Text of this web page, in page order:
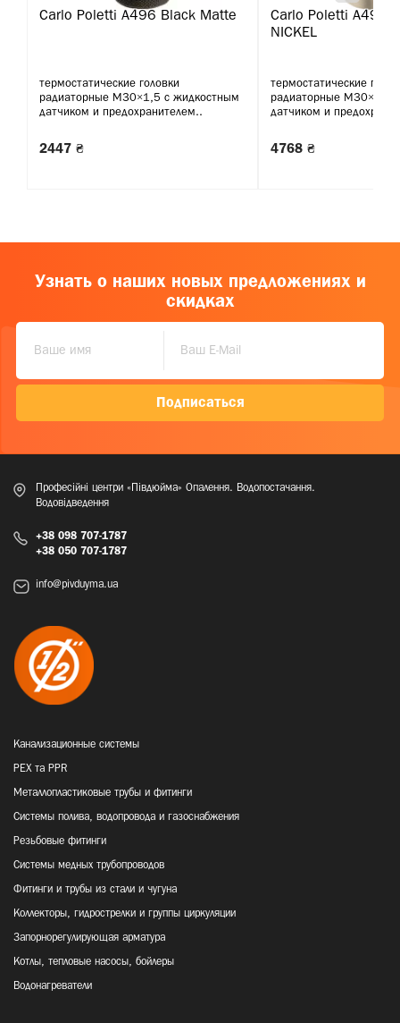
Carlo Poletti A496 Black Matte
термостатические головки
радиаторные М30×1,5 с жидкостным
датчиком и предохранителем..
2447 ₴
Carlo Poletti A495
NICKEL
термостатические
радиаторные М30×1,5
датчиком и
4768 ₴
Узнать о наших новых предложениях и
скидках
Подписаться
Професійні центри «Півдюйма» Опалення. Водопостачання.
Водовідведення
+38 098 707-1787
+38 050 707-1787
info@pivduyma.ua
Канализационные системы
PEX та PPR
Металлопластиковые трубы и фитинги
Системы полива, водопровода и газоснабжения
Резьбовые фитинги
Системы медных трубопроводов
Фитинги и трубы из стали и чугуна
Коллекторы, гидрострелки и группы циркуляции
Запорнорегулирующая арматура
Котлы, тепловые насосы, бойлеры
Водонагреватели